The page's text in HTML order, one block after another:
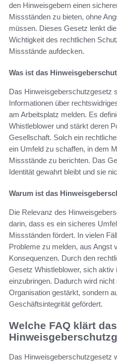
den Hinweisgebern einen
Missständen zu bieten, ohne
müssen. Dieses Gesetz lenkt
Wichtigkeit des rechtlichen
Missstände aufdecken.
Was ist das
Das Hinweisgeberschutzgesetz
Informationen über
am Arbeitsplatz melden. Es
Whistleblower und stärkt deren
Gesellschaft. Solch ein
ein Umfeld zu schaffen, in dem
Missstände zu berichten. Das
Identität gewahrt bleibt und sie
Warum ist das
Die Relevanz des
darin, dass es ein sicheres
Missständen fördert. In vielen
Probleme zu melden, aus Angst
Konsequenzen. Durch den
Gesetz Whistleblower, sich aktiv
einzubringen. Dadurch wird
Organisation gestärkt, sondern
Geschäftsintegrität gefördert.
Welche FAQ klärt das
Das Hinweisgeberschutzgesetz